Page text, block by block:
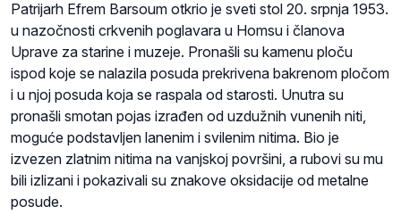
Patrijarh Efrem Barsoum otkrio je sveti stol 20. srpnja 1953.
u nazočnosti crkvenih poglavara u Homsu i članova
Uprave za starine i muzeje. Pronašli su kamenu ploču
ispod koje se nalazila posuda prekrivena bakrenom pločom
i u njoj posuda koja se raspala od starosti. Unutra su
pronašli smotan pojas izrađen od uzdužnih vunenih niti,
moguće podstavljen lanenim i svilenim nitima. Bio je
izvezen zlatnim nitima na vanjskoj površini, a rubovi su mu
bili izlizani i pokazivali su znakove oksidacije od metalne
posude.